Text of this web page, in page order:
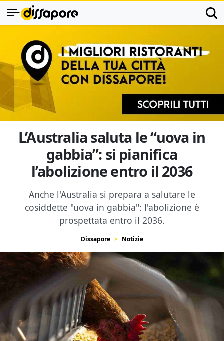
L’Australia saluta le “uova in
gabbia”: si pianifica
l’abolizione entro il 2036
Anche l'Australia si prepara a salutare le
cosiddette "uova in gabbia": l'abolizione è
prospettata entro il 2036.
Dissapore Notizie